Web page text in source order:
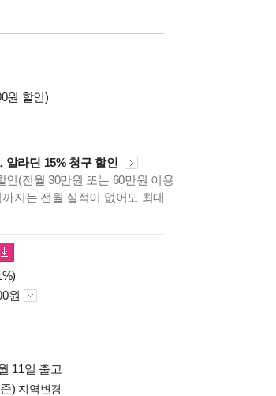
원 할인)
알라딘 15% 청구 할인
인(전월 30만원 또는 60만원 이용
지는 전월 실적이 없어도 최대
원
11일 출고
) 지역변경